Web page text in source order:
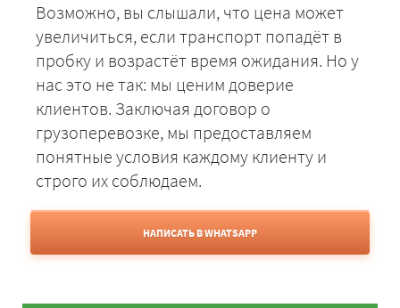
Возможно, вы слышали, что цена может
увеличиться, если транспорт попадёт в
пробку и возрастёт время ожидания. Но у
нас это не так: мы ценим доверие
клиентов. Заключая договор о
грузоперевозке, мы предоставляем
понятные условия каждому клиенту и
строго их соблюдаем.
НАПИСАТЬ В WHATSAPP